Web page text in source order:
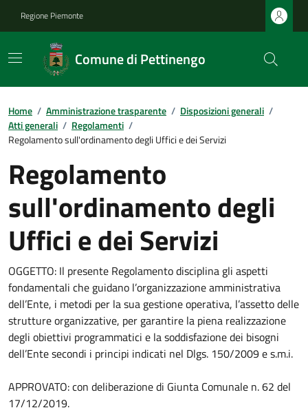
Regione Piemonte
Comune di Pettinengo
Home / Amministrazione trasparente / Disposizioni generali /
Atti generali / Regolamenti /
Regolamento sull'ordinamento degli Uffici e dei Servizi
Regolamento
sull'ordinamento degli
Uffici e dei Servizi
OGGETTO: Il presente Regolamento disciplina gli aspetti
fondamentali che guidano l’organizzazione amministrativa
dell’Ente, i metodi per la sua gestione operativa, l’assetto delle
strutture organizzative, per garantire la piena realizzazione
degli obiettivi programmatici e la soddisfazione dei bisogni
dell’Ente secondi i principi indicati nel Dlgs. 150/2009 e s.m.i.
APPROVATO: con deliberazione di Giunta Comunale n. 62 del
17/12/2019.